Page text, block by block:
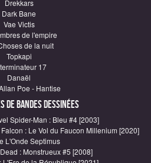
Drekkars
Dark Bane
Vae Victis
de l'empire
de la nuit
Topkapi
17
Danaël
Poe - Hantise
de Bandes Dessinées
Spider-Man : Bleu #4 [2003]
: Le Vol du Faucon Millenium [2020]
L'Onde Septimus
: Monstrueux #5 [2008]